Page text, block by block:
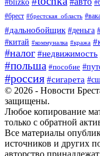
#брест #брестская_область
#дальнобойщик #деньга
#китай #коммуналка #кража
#налог #недвижимость
#польша #пособие
#россия #сигарета
© 2026 - Новости
защищены.
Любое копирование
только с обратной
Все материалы
источников и других
авторство